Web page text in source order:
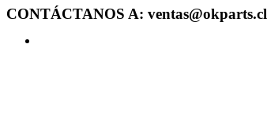
CONTÁCTANOS A: ventas@okparts.cl